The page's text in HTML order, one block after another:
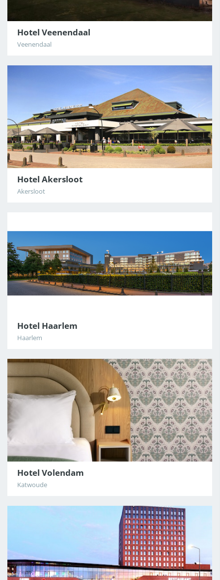
Hotel Veenendaal
Veenendaal
Hotel Akersloot
Akersloot
Hotel Haarlem
Haarlem
Hotel Volendam
Katwoude